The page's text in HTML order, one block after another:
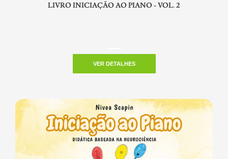
LIVRO INICIAÇÃO AO PIANO - VOL. 2
VER DETALHES